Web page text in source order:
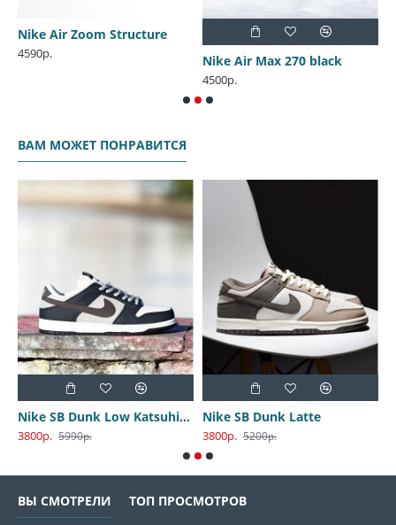
Nike Air Zoom Structure
4590р. Nike Air Max 270 black
4500р.
ВАМ МОЖЕТ ПОНРАВИТСЯ
Nike SB Dunk Low Katsuhiro Otomo
3800р. 5990р.
Nike SB Dunk Latte
3800р. 5200р.
ВЫ СМОТРЕЛИ ТОП ПРОСМОТРОВ